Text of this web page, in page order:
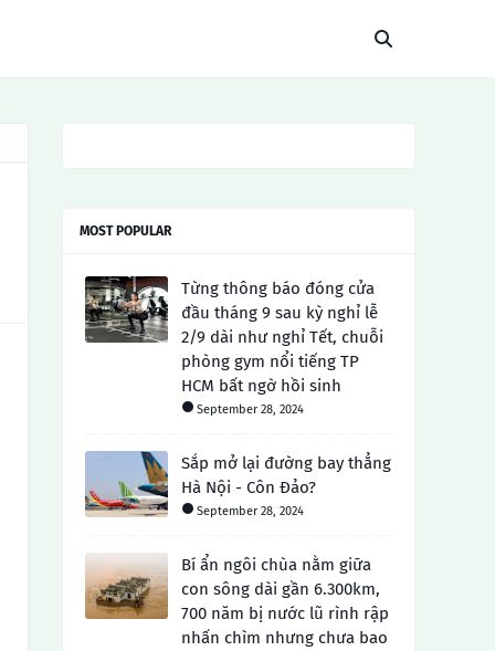
MOST POPULAR
Từng thông báo đóng cửa
đầu tháng 9 sau kỳ nghỉ lễ
2/9 dài như nghỉ Tết, chuỗi
phòng gym nổi tiếng TP
HCM bất ngờ hồi sinh
September 28, 2024
Sắp mở lại đường bay thẳng
Hà Nội - Côn Đảo?
September 28, 2024
Bí ẩn ngôi chùa nằm giữa
con sông dài gần 6.300km,
700 năm bị nước lũ rình rập
nhấn chìm nhưng chưa bao